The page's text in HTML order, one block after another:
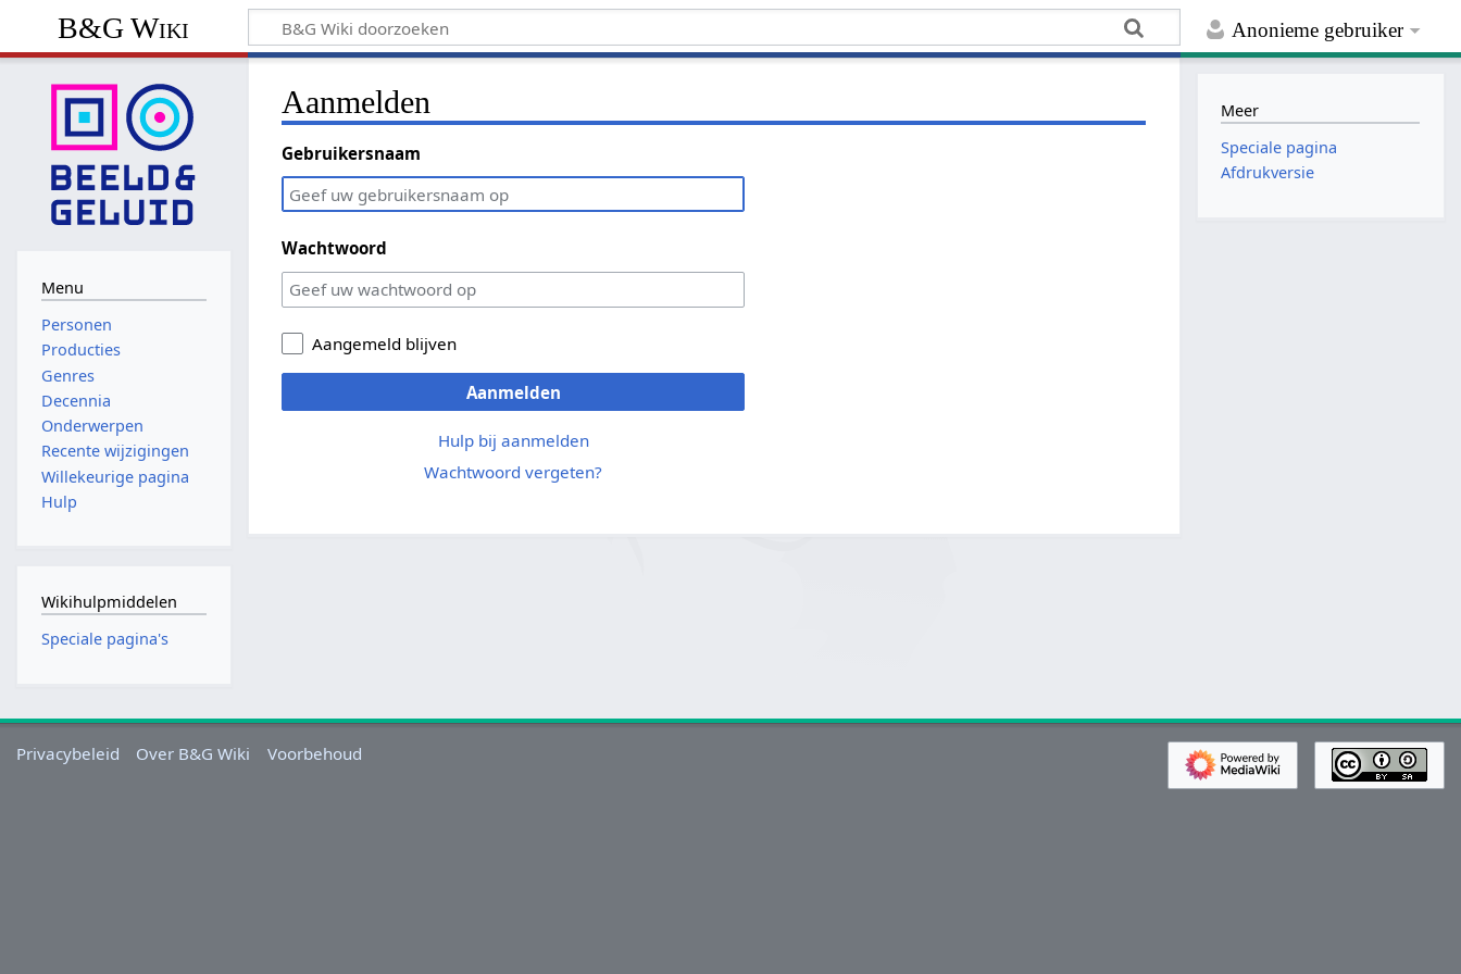
Anonieme gebruiker
B&G Wiki
Aanmelden
Gebruikersnaam
Wachtwoord
Aangemeld blijven
Aanmelden
Hulp bij aanmelden
Wachtwoord vergeten?
Menu
Personen
Producties
Genres
Decennia
Onderwerpen
Recente wijzigingen
Willekeurige pagina
Hulp
Wikihulpmiddelen
Speciale pagina's
Meer
Speciale pagina
Afdrukversie
Privacybeleid Over B&G Wiki Voorbehoud